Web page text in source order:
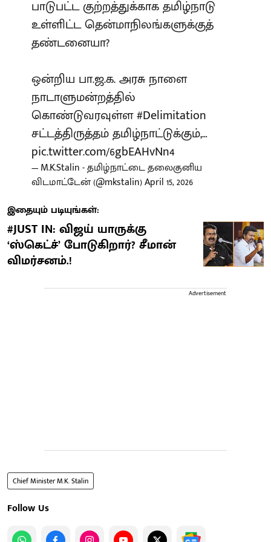
பாடுபட்ட குற்றத்துக்காக தமிழ்நாடு
உள்ளிட்ட தென்மாநிலங்களுக்குத்
தண்டனையா?
ஒன்றிய பா.ஜ.க. அரசு நாளை
நாடாளுமன்றத்தில்
கொண்டுவரவுள்ள#Delimitation
சட்டத்திருத்தம் தமிழ்நாட்டுக்கும்,…
pic.twitter.com/6gbEAHvNn4
— M.K.Stalin - தமிழ்நாட்டை தலைகுனிய
விடமாட்டேன் (@mkstalin)April 15, 2026
இதையும் படியுங்கள்:
#JUST IN: விஜய் யாருக்கு
‘ஸ்கெட்ச்’ போடுகிறார்? சீமான்
விமர்சனம்.!
Advertisement
Chief Minister M.K. Stalin
Follow Us